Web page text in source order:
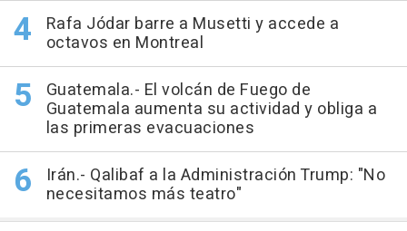
Rafa Jódar barre a Musetti y accede a
octavos en Montreal
Guatemala.- El volcán de Fuego de
Guatemala aumenta su actividad y obliga a
las primeras evacuaciones
Irán.- Qalibaf a la Administración Trump: "No
necesitamos más teatro"